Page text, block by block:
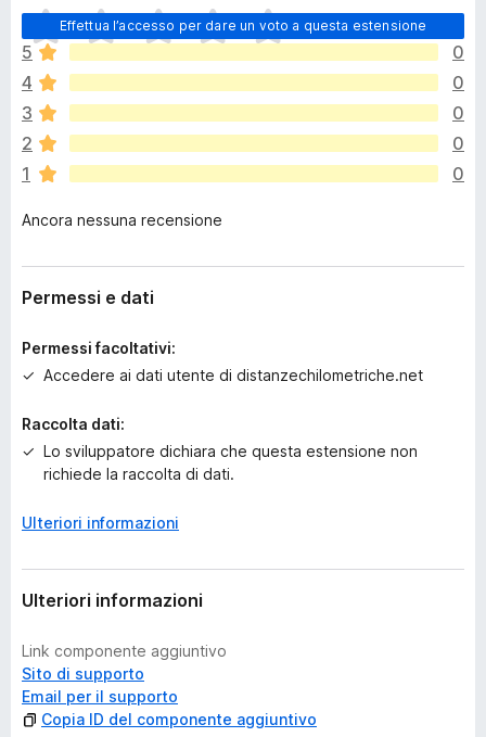
Effettua l’accesso per dare un voto a questa estensione
N
o
n
c
i
s
o
n
a
c
o
a
a
u
t
i
n
5
0
4
0
3
0
2
0
1
0
Ancora nessuna recensione
Permessi e dati
Permessi facoltativi:
Accedere ai dati utente di distanzechilometriche.net
Raccolta dati:
Lo sviluppatore dichiara che questa estensione non
richiede la raccolta di dati.
Ulteriori informazioni
Ulteriori informazioni
Link componente aggiuntivo
Sito di supporto
Email per il supporto
Copia ID del componente aggiuntivo